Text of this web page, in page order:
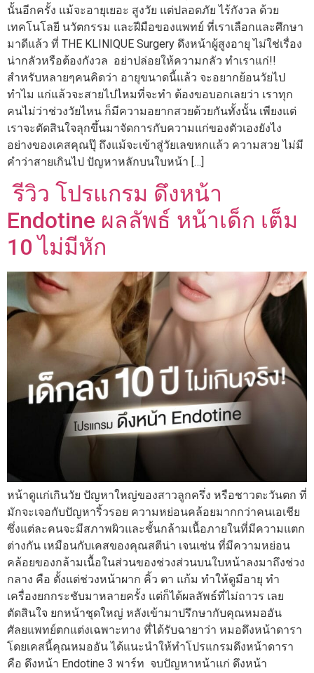
นั้นอีกครั้ง แม้จะอายุเยอะ สูงวัย แต่ปลอดภัย ไร้กังวล ด้วย
เทคโนโลยี นวัตกรรม และฝีมือของแพทย์ ที่เราเลือกและศึกษา
มาดีแล้ว ที่ THE KLINIQUE Surgery ดึงหน้าผู้สูงอายุ ไม่ใช่เรื่อง
น่ากลัวหรือต้องกังวล อย่าปล่อยให้ความกลัว ทำเราแก่!!
สำหรับหลายๆคนคิดว่า อายุขนาดนี้แล้ว จะอยากย้อนวัยไป
ทำไม แก่แล้วจะสายไปไหมที่จะทำ ต้องขอบอกเลยว่า เราทุก
คนไม่ว่าช่วงวัยไหน ก็มีความอยากสวยด้วยกันทั้งนั้น เพียงแต่
เราจะตัดสินใจลุกขึ้นมาจัดการกับความแก่ของตัวเองยังไง
อย่างของเคสคุณปุ๊ ถึงแม้จะเข้าสู่วัยเลขหกแล้ว ความสวย ไม่มี
คำว่าสายเกินไป ปัญหาหลักบนใบหน้า […]
รีวิว โปรแกรม ดึงหน้า
Endotine ผลลัพธ์ หน้าเด็ก เต็ม
10 ไม่มีหัก
หน้าดูแก่เกินวัย ปัญหาใหญ่ของสาวลูกครึ่ง หรือชาวตะวันตก ที่
มักจะเจอกับปัญหาริ้วรอย ความหย่อนคล้อยมากกว่าคนเอเชีย
ซึ่งแต่ละคนจะมีสภาพผิวและชั้นกล้ามเนื้อภายในที่มีความแตก
ต่างกัน เหมือนกับเคสของคุณสตีน่า เจนเซ่น ที่มีความหย่อน
คล้อยของกล้ามเนื้อในส่วนของช่วงส่วนบนใบหน้าลงมาถึงช่วง
กลาง คือ ตั้งแต่ช่วงหน้าผาก คิ้ว ตา แก้ม ทำให้ดูมีอายุ ทำ
เครื่องยกกระชับมาหลายครั้ง แต่ก็ได้ผลลัพธ์ที่ไม่ถาวร เลย
ตัดสินใจ ยกหน้าชุดใหญ่ หลังเข้ามาปรึกษากับคุณหมออัน
ศัลยแพทย์ตกแต่งเฉพาะทาง ที่ได้รับฉายาว่า หมอดึงหน้าดารา
โดยเคสนี้คุณหมออัน ได้แนะนำให้ทำโปรแกรมดึงหน้าดารา
คือ ดึงหน้า Endotine 3 พาร์ท จบปัญหาหน้าแก่ ดึงหน้า